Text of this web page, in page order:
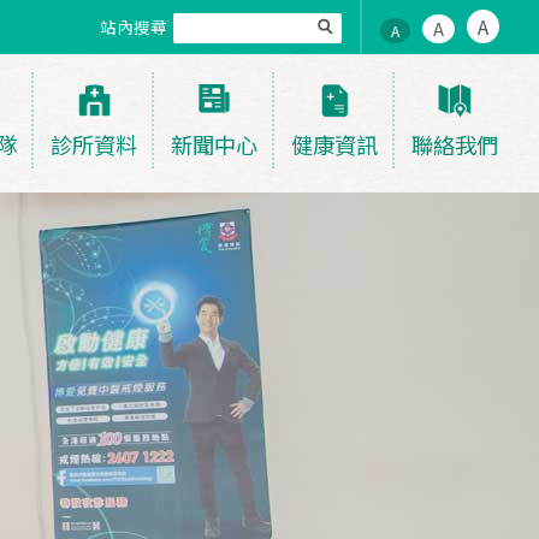
站內搜尋 A A A
診所資料 新聞中心 健康資訊 聯絡我們